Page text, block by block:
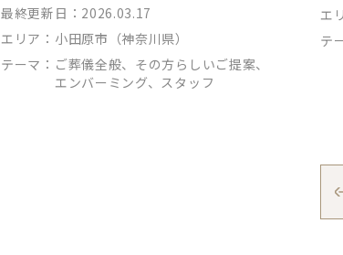
最終更新日：2026.03.17
エリア： 小田原市（神奈川県）
テーマ： ご葬儀全般、その方らしいご提案、
エンバーミング、スタッフ
エ
テ